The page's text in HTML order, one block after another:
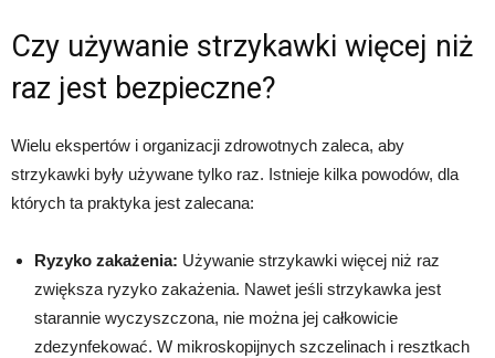
Czy używanie strzykawki więcej niż
raz jest bezpieczne?
Wielu ekspertów i organizacji zdrowotnych zaleca, aby
strzykawki były używane tylko raz. Istnieje kilka powodów, dla
których ta praktyka jest zalecana:
Ryzyko zakażenia: Używanie strzykawki więcej niż raz
zwiększa ryzyko zakażenia. Nawet jeśli strzykawka jest
starannie wyczyszczona, nie można jej całkowicie
zdezynfekować. W mikroskopijnych szczelinach i resztkach